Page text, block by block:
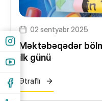
02 sentyabr 2025
Məktəbəqədər
ilk günü
Ətraflı